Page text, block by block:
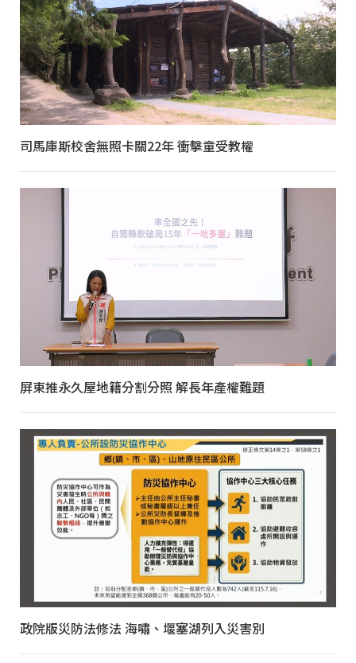
司馬庫斯校舍無照卡關22年 衝擊童受教權
屏東推永久屋地籍分割分照 解長年產權難題
政院版災防法修法 海嘯、堰塞湖列入災害別